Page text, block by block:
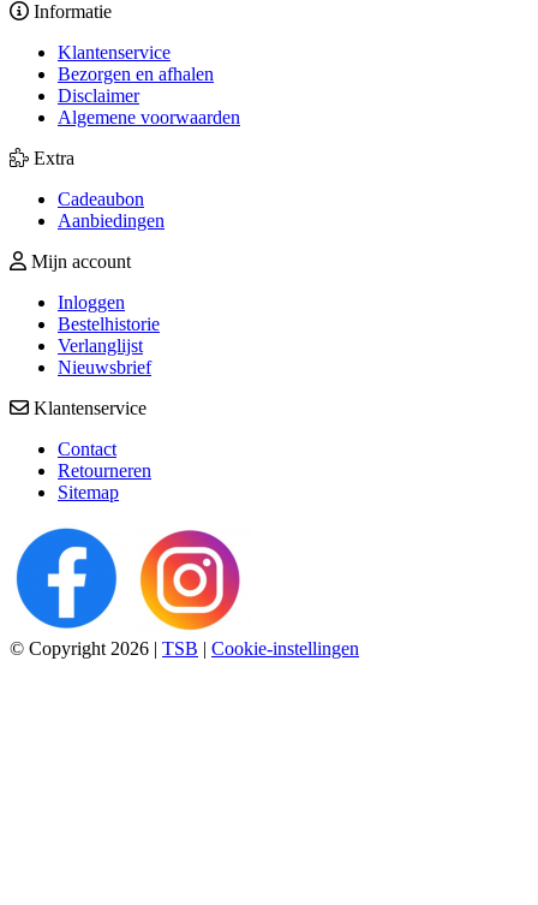
Informatie
Klantenservice
Bezorgen en afhalen
Disclaimer
Algemene voorwaarden
Extra
Cadeaubon
Aanbiedingen
Mijn account
Inloggen
Bestelhistorie
Verlanglijst
Nieuwsbrief
Klantenservice
Contact
Retourneren
Sitemap
© Copyright 2026 | TSB | Cookie-instellingen